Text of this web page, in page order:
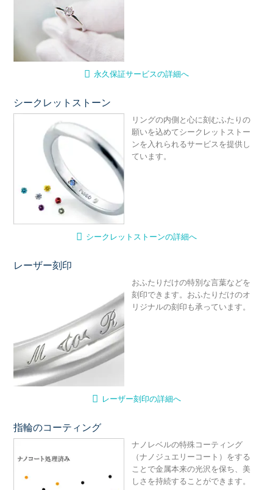
永久保証サービスの詳細へ
シークレットストーン
リングの内側と心に刻むふたりの
願いを込めてシークレットストー
ンを入れられるサービスを提供し
ています。
シークレットストーンの詳細へ
レーザー刻印
おふたりだけの特別な言葉などを
刻印できます。おふたりだけのオ
リジナルの刻印も承っています。
レーザー刻印の詳細へ
指輪のコーティング
ナノレベルの特殊コーティング
（ナノジュエリーコート）をする
ことで金属本来の光沢を保ち、美
しさを持続することができます。